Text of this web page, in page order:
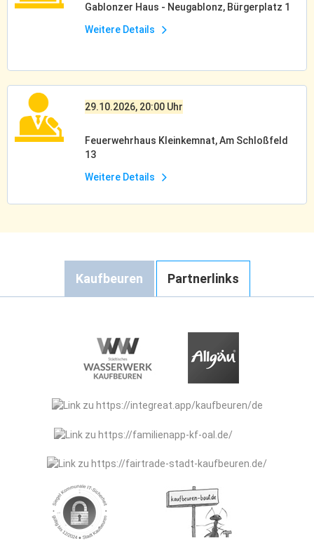
Gablonzer Haus - Neugablonz, Bürgerplatz 1
Weitere Details
29.10.2026, 20:00 Uhr
Feuerwehrhaus Kleinkemnat, Am Schloßfeld
13
Weitere Details
Kaufbeuren Partnerlinks